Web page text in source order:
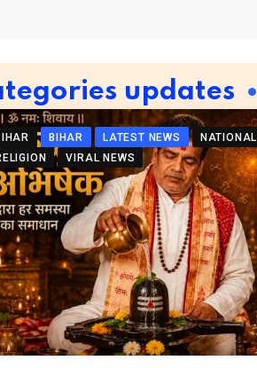
updates
BIHAR LATEST NEWS
NATIONAL
VIRAL NEWS